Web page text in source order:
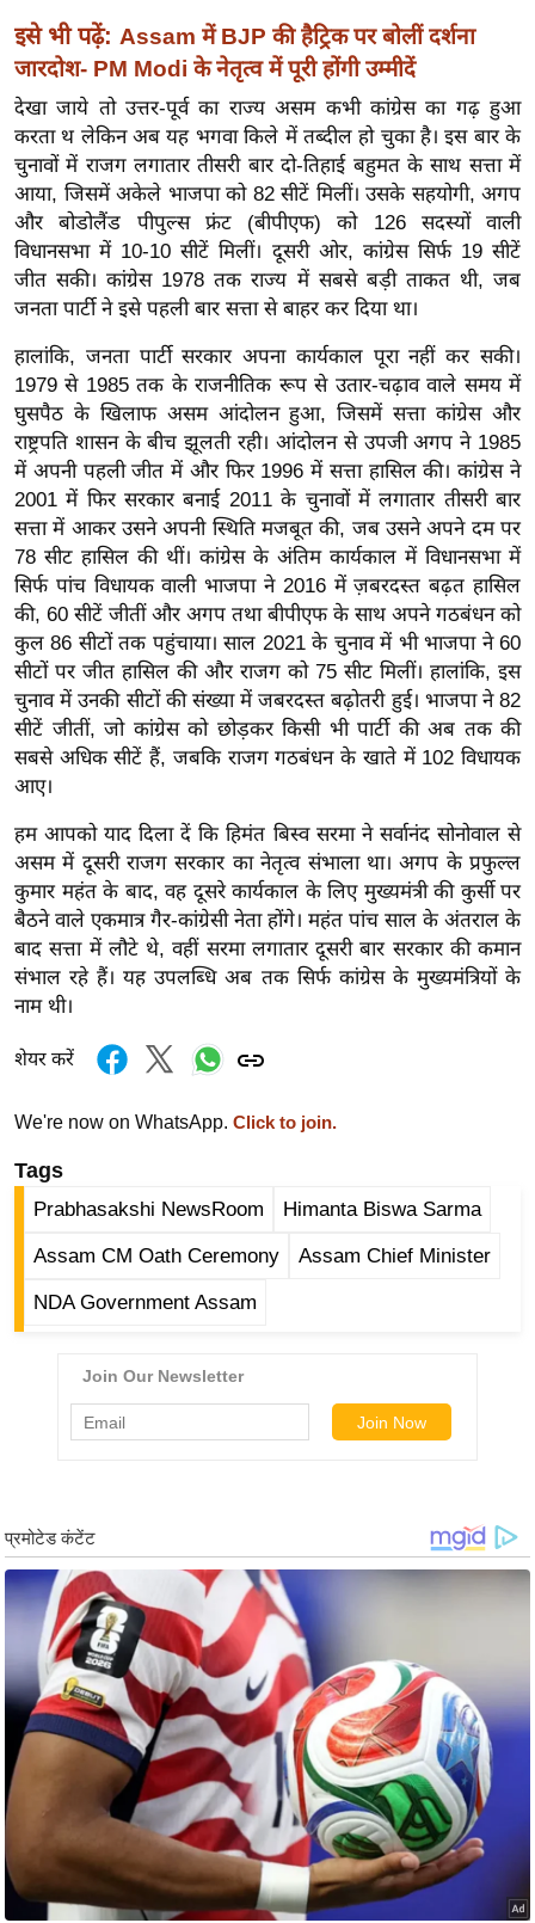
या
सा
हि
त्य
ज
ग
त
ऑ
टो
व
न्यू
ज
ब्री
फ
म
नो
रं
ज
न
ज
ग
त
बॉ
ली
वु
ड
हॉ
ली
वु
ड
फि
ल्म
मी
B
e
k
s
ला
इ
फ
स्टा
इ
ल
लॉ
जी
ब्यू
इसे भी पढ़ें: Assam में BJP की हैट्रिक पर बोलीं दर्शना
जारदोश- PM Modi के नेतृत्व में पूरी होंगी उम्मीदें
देखा जाये तो उत्तर-पूर्व का राज्य असम कभी कांग्रेस का गढ़ हुआ
करता थ लेकिन अब यह भगवा किले में तब्दील हो चुका है। इस बार के
चुनावों में राजग लगातार तीसरी बार दो-तिहाई बहुमत के साथ सत्ता में
आया, जिसमें अकेले भाजपा को 82 सीटें मिलीं। उसके सहयोगी, अगप
और बोडोलैंड पीपुल्स फ्रंट (बीपीएफ) को 126 सदस्यों वाली
विधानसभा में 10-10 सीटें मिलीं। दूसरी ओर, कांग्रेस सिर्फ 19 सीटें
जीत सकी। कांग्रेस 1978 तक राज्य में सबसे बड़ी ताकत थी, जब
जनता पार्टी ने इसे पहली बार सत्ता से बाहर कर दिया था।
हालांकि, जनता पार्टी सरकार अपना कार्यकाल पूरा नहीं कर सकी।
1979 से 1985 तक के राजनीतिक रूप से उतार-चढ़ाव वाले समय में
घुसपैठ के खिलाफ असम आंदोलन हुआ, जिसमें सत्ता कांग्रेस और
राष्ट्रपति शासन के बीच झूलती रही। आंदोलन से उपजी अगप ने 1985
में अपनी पहली जीत में और फिर 1996 में सत्ता हासिल की। कांग्रेस ने
2001 में फिर सरकार बनाई 2011 के चुनावों में लगातार तीसरी बार
सत्ता में आकर उसने अपनी स्थिति मजबूत की, जब उसने अपने दम पर
78 सीट हासिल की थीं। कांग्रेस के अंतिम कार्यकाल में विधानसभा में
सिर्फ पांच विधायक वाली भाजपा ने 2016 में ज़बरदस्त बढ़त हासिल
की, 60 सीटें जीतीं और अगप तथा बीपीएफ के साथ अपने गठबंधन को
कुल 86 सीटों तक पहुंचाया। साल 2021 के चुनाव में भी भाजपा ने 60
सीटों पर जीत हासिल की और राजग को 75 सीट मिलीं। हालांकि, इस
चुनाव में उनकी सीटों की संख्या में जबरदस्त बढ़ोतरी हुई। भाजपा ने 82
सीटें जीतीं, जो कांग्रेस को छोड़कर किसी भी पार्टी की अब तक की
सबसे अधिक सीटें हैं, जबकि राजग गठबंधन के खाते में 102 विधायक
आए।
हम आपको याद दिला दें कि हिमंत बिस्व सरमा ने सर्वानंद सोनोवाल से
असम में दूसरी राजग सरकार का नेतृत्व संभाला था। अगप के प्रफुल्ल
कुमार महंत के बाद, वह दूसरे कार्यकाल के लिए मुख्यमंत्री की कुर्सी पर
बैठने वाले एकमात्र गैर-कांग्रेसी नेता होंगे। महंत पांच साल के अंतराल के
बाद सत्ता में लौटे थे, वहीं सरमा लगातार दूसरी बार सरकार की कमान
संभाल रहे हैं। यह उपलब्धि अब तक सिर्फ कांग्रेस के मुख्यमंत्रियों के
नाम थी।
शेयर करें
We're now on WhatsApp. Click to join.
Tags
Prabhasakshi NewsRoom Himanta Biswa Sarma
Assam CM Oath Ceremony Assam Chief Minister
NDA Government Assam